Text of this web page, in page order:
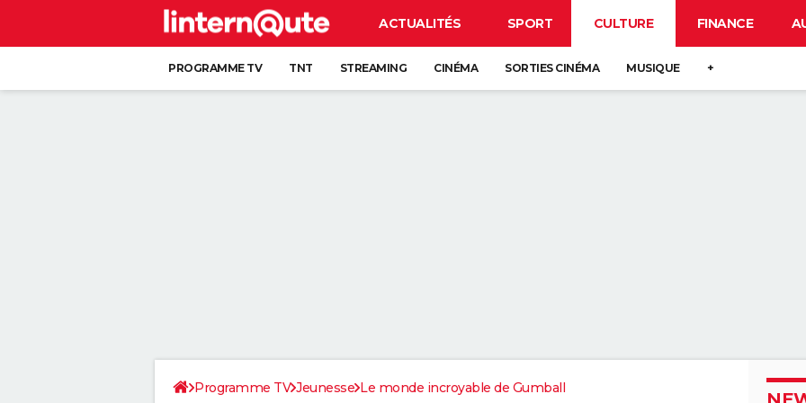
ACTUALITÉS SPORT CULTURE FINANCE
PROGRAMME TV TNT STREAMING CINÉMA SORTIES CINÉMA MUSIQUE +
Programme TV Jeunesse Le monde incroyable de Gumball